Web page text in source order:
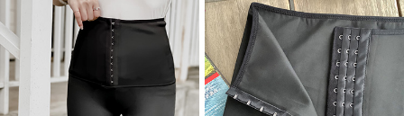
是否繳費成功／繳費後需取消欲退款等相關疑問，請聯繫「AFTEE先享後付
客戶支援中心」 https://netprotections.freshdesk.com/support/home
【注意事項】
１．透過由恩沛科技股份有限公司提供之「AFTEE先享後付」服務完成之交
易，需依本服務之必要範圍內提供個人資料，並將交易相關給付款項請求債
權轉讓予恩沛科技股份有限公司。
每筆NT$99,999
宅配
每筆NT$99,999
國際空運 lnternational air parcel 查看運費